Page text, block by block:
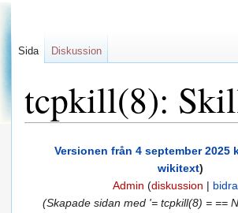
tcpkill(8):
Hoppa
Hoppa
Versionen från 4 september 2025
wikitext)
Admin (diskussion |
(Skapade sidan med '= tcpkill(8) = ==
Sida Diskussion